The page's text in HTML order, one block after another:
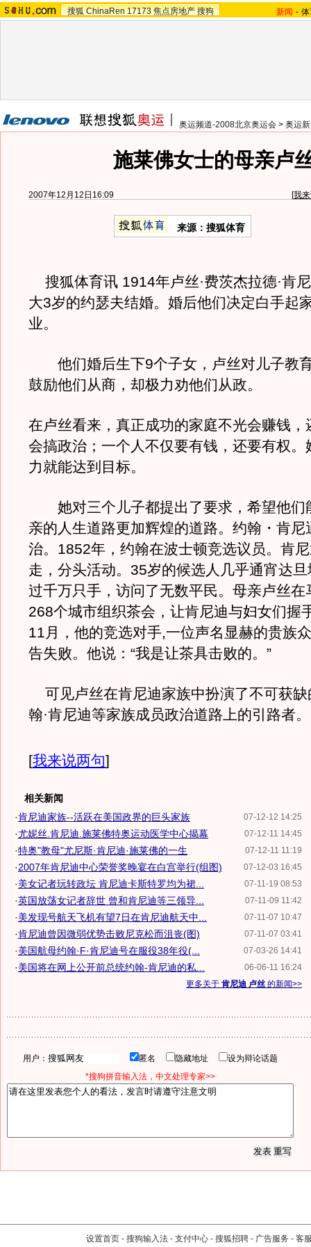
搜狐 ChinaRen 17173 焦点房地产 搜狗 新闻 -
奥运频道-2008北京奥运会 > 奥运
施莱佛女士的母亲卢
2007年12月12日16:09 [我
来源：搜狐体育
搜狐体育讯 1914年卢丝·费茨杰拉德·肯
大3岁的约瑟夫结婚。婚后他们决定白手起
业。
他们婚后生下9个子女，卢丝对儿子教
鼓励他们从商，却极力劝他们从政。
在卢丝看来，真正成功的家庭不光会赚钱，
会搞政治；一个人不仅要有钱，还要有权。
力就能达到目标。
她对三个儿子都提出了要求，希望他们
亲的人生道路更加辉煌的道路。约翰・肯尼
治。1852年，约翰在波士顿竞选议员。肯
走，分头活动。35岁的候选人几乎通宵达
过千万只手，访问了无数平民。母亲卢丝在
268个城市组织茶会，让肯尼迪与妇女们握
11月，他的竞选对手,一位声名显赫的贵族
告失败。他说：“我是让茶具击败的。”
可见卢丝在肯尼迪家族中扮演了不可获缺
翰·肯尼迪等家族成员政治道路上的引路者。
[我来说两句]
相关新闻
07-12-12 14:25
·肯尼迪家族--活跃在美国政界的巨头家族
07-12-11 14:45
·尤妮丝.肯尼迪.施莱佛特奥运动医学中心揭幕
07-12-11 11:19
·特奥"教母"尤尼斯·肯尼迪·施莱佛的一生
07-12-03 16:45
·2007年肯尼迪中心荣誉奖晚宴在白宫举行(组图)
07-11-19 08:53
·美女记者玩转政坛 肯尼迪卡斯特罗均为裙...
07-11-09 11:42
·英国放荡女记者辞世 曾和肯尼迪等三领导...
07-11-07 10:47
·美发现号航天飞机有望7日在肯尼迪航天中...
07-11-07 03:41
·肯尼迪曾因微弱优势击败尼克松而沮丧(图)
07-03-26 14:41
·美国航母约翰·F·肯尼迪号在服役38年役(...
06-06-11 16:24
·美国将在网上公开前总统约翰-肯尼迪的私...
更多关于 肯尼迪 卢丝 的新闻>>
用户： 匿名 隐藏地址
设为辩论话题
*搜狗拼音输入法，中文处理专家>>
设置首页 - 搜狗输入法 - 支付中心 - 搜狐招聘 - 广告服务 - 客